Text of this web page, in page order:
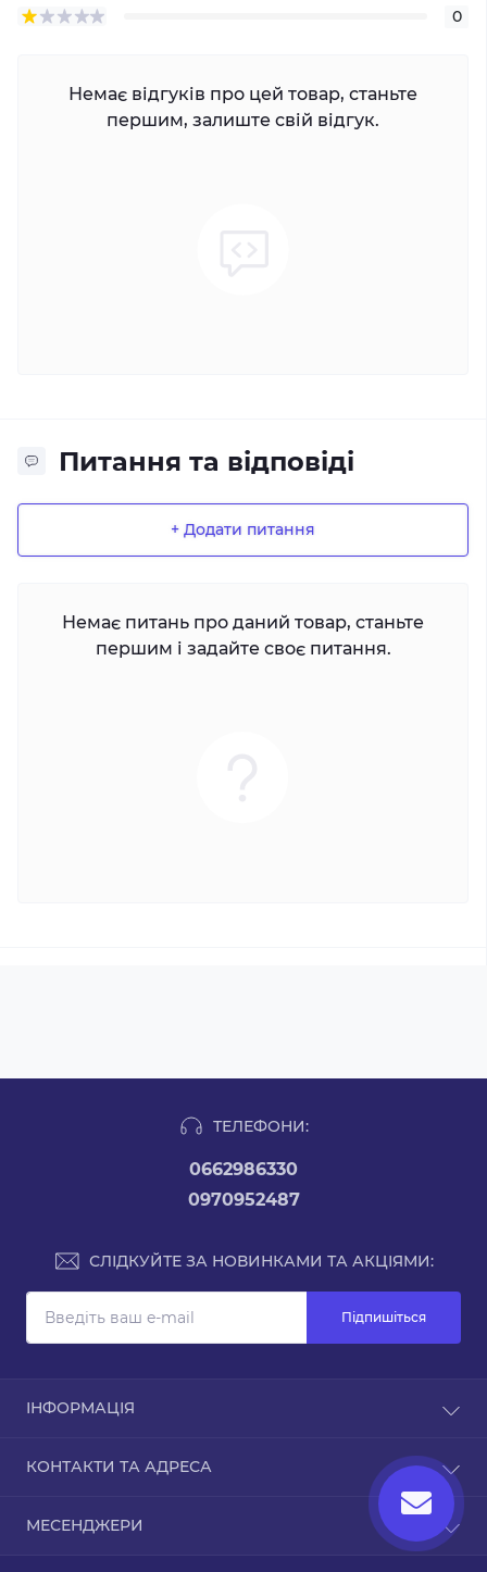
0
Немає відгуків про цей товар, станьте
першим, залиште свій відгук.
Питання та відповіді
+ Додати питання
Немає питань про даний товар, станьте
першим і задайте своє питання.
ТЕЛЕФОНИ:
0662986330
0970952487
СЛІДКУЙТЕ ЗА НОВИНКАМИ ТА АКЦІЯМИ:
Підпишіться
ІНФОРМАЦІЯ
Повернення та обмін товару
Повернення товару
КОНТАКТИ ТА АДРЕСА
МЕСЕНДЖЕРИ